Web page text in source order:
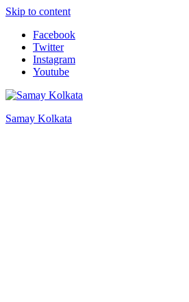
Skip to content
Facebook
Twitter
Instagram
Youtube
Samay Kolkata